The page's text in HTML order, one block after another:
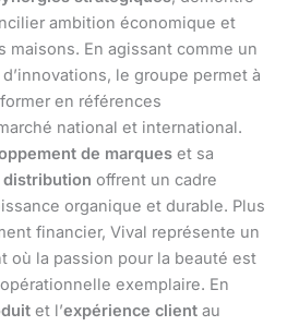
ambition économique et
maisons. En agissant comme un
le groupe permet à
en références
national et international.
de marques et sa
offrent un cadre
organique et durable. Plus
financier, Vival représente un
où la passion pour la beauté est
exemplaire. En
et l’expérience client au